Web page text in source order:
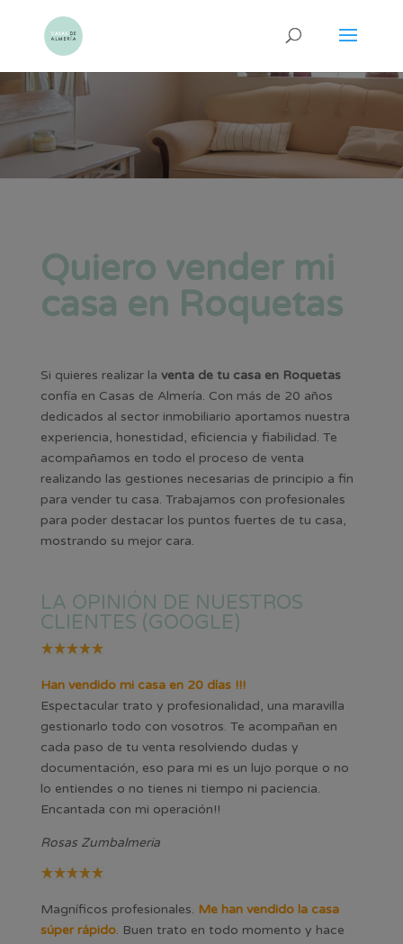
Quiero vender mi
casa en Roquetas
Si quieres realizar la venta de tu casa en Roquetas
confía en Casas de Almería. Con más de 20 años
dedicados al sector inmobiliario aportamos nuestra
experiencia, honestidad, eficiencia y fiabilidad. Te
acompañamos en todo el proceso de venta
realizando las gestiones necesarias de principio a fin
para vender tu casa. Trabajamos con profesionales
para poder destacar los puntos fuertes de tu casa,
mostrando su mejor cara.
LA OPINIÓN DE NUESTROS
CLIENTES (GOOGLE)
Han vendido mi casa en 20 días !!!
Espectacular trato y profesionalidad, una maravilla
gestionarlo todo con vosotros. Te acompañan en
cada paso de tu venta resolviendo dudas y
documentación, eso para mi es un lujo porque o no
lo entiendes o no tienes ni tiempo ni paciencia.
Encantada con mi operación!!
Rosas Zumbalmeria
Magníficos profesionales. Me han vendido la casa
súper rápido. Buen trato en todo momento y hace